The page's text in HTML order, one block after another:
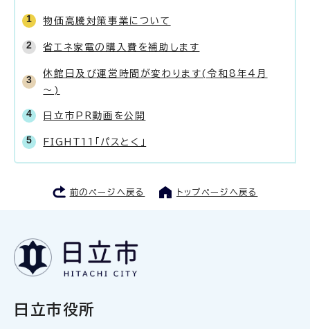
物価高騰対策事業について
省エネ家電の購入費を補助します
休館日及び運営時間が変わります(令和8年4月
～)
日立市PR動画を公開
FIGHT11「パスとく」
前のページへ戻る トップページへ戻る
日立市役所